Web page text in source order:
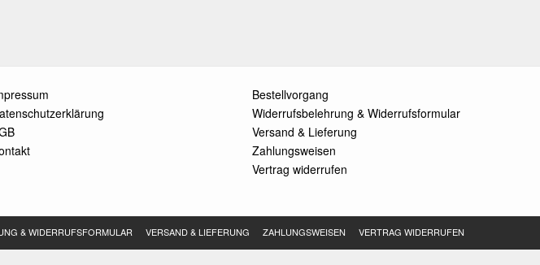
Bestellvorgang
Widerrufsbelehrung & Widerrufsformular
Versand & Lieferung
Zahlungsweisen
Vertrag widerrufen
& WIDERRUFSFORMULAR VERSAND & LIEFERUNG ZAHLUNGSWEISEN VERTRAG WIDERRUFEN